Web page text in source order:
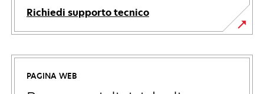
Richiedi supporto tecnico
si
apre
unaPAGINA WEB